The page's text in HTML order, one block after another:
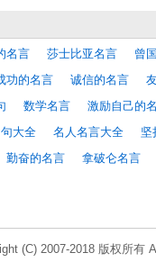
名言 莎士比亚名言
曾
功的名言 诚信的名言
数学名言
激励自己的
大全 名人名言大全
坚
勤奋的名言 拿破仑名言
(C) 2007-2018 版权所有